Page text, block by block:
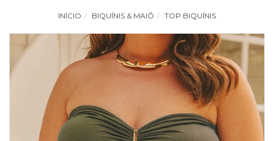
INÍCIO BIQUÍNIS & MAIÔ TOP BIQUÍNIS